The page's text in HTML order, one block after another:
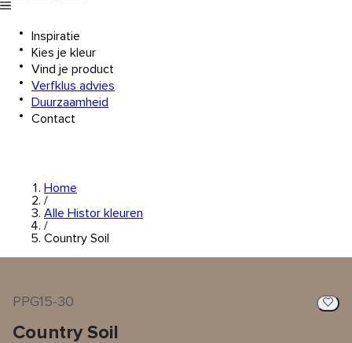
Inspiratie
Kies je kleur
Vind je product
Verfklus advies
Duurzaamheid
Contact
Home
/
Alle Histor kleuren
/
Country Soil
PPG15-30
Country Soil